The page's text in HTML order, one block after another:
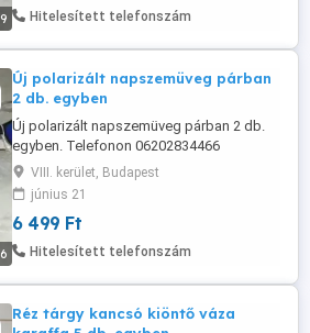
9
az időmet... Akinek nem inge, ne vegye
Hitelesített telefonszám
6
Új polarizált napszemüveg párban
2 db. egyben
Új polarizált napszemüveg párban 2 db.
egyben. Telefonon 06202834466
elérhetőbb vagyok Csak személyes
átvétel kizárólag a Blahán!!! SMS-re Nem
Válaszolok !!! Garancia és Visszavásárlás
Nincs!!!
VIII. kerület, Budapest
június 21
6 499 Ft
Hitelesített telefonszám
Réz tárgy kancsó kiöntő váza